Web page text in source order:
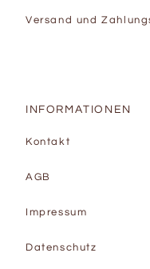
Versand und
INFORMATIONEN
Kontakt
AGB
Impressum
Datenschutz